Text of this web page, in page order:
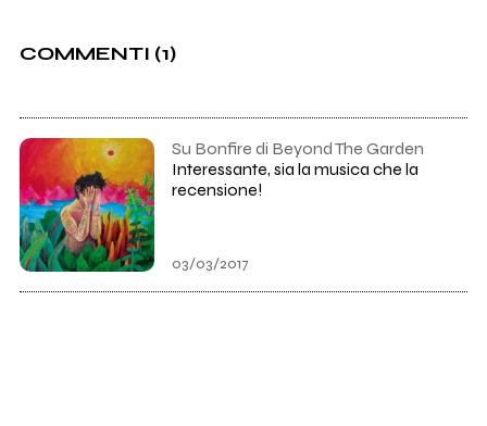
COMMENTI (1)
Su Bonfire di Beyond The Garden
Interessante, sia la musica che la
recensione!
03/03/2017